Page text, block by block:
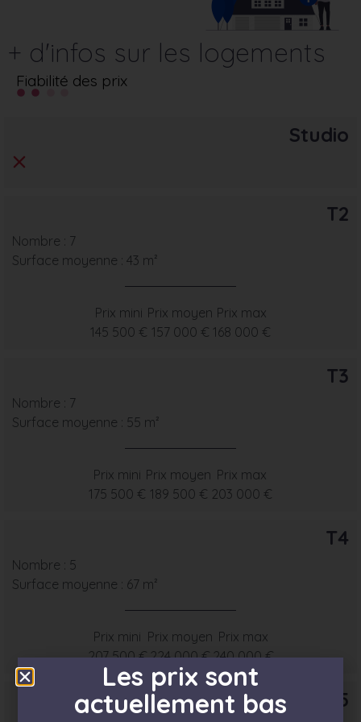
+ d'infos sur les logements
Fiabilité des prix
Studio
T2
Nombre : 7
Surface moyenne : 43 m²
Prix mini
145 500 €
Prix moyen
157 000 €
Prix max
168 000 €
T3
Nombre : 7
Surface moyenne : 55 m²
Prix mini
175 500 €
Prix moyen
189 500 €
Prix max
203 000 €
T4
Nombre : 5
Surface moyenne : 67 m²
Prix mini
207 500 €
Prix moyen
224 000 €
Prix max
240 000 €
T5
Les prix sont
actuellement bas